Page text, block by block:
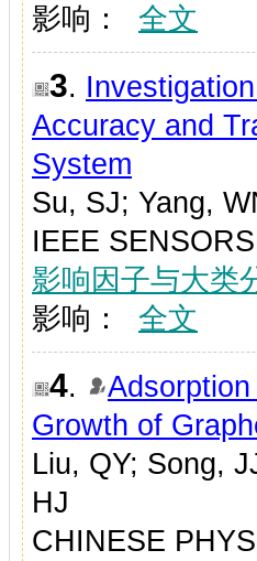
影响：
全文
3.
Accuracy and
System
Su, SJ; Yang,
IEEE
影响因子与大类
影响：
全文
4.
Growth of
Liu, QY; Song,
HJ
CHINESE